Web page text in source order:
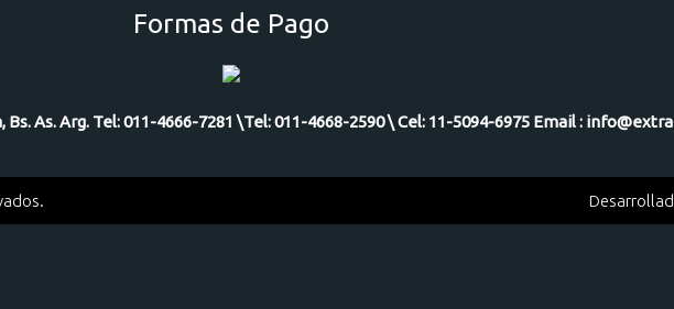
Formas de Pago
As. Arg. Tel: 011-4666-7281 \Tel: 011-4668-2590 \ Cel: 11-5094-6975 Email :